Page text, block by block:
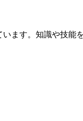
ます。知識や技